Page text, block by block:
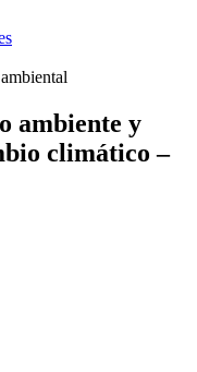
ambiente y
climático –